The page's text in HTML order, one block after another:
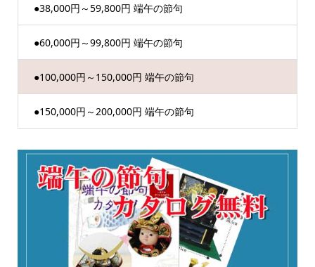
●38,000円～59,800円 端午の節句
●60,000円～99,800円 端午の節句
●100,000円～150,000円 端午の節句
●150,000円～200,000円 端午の節句